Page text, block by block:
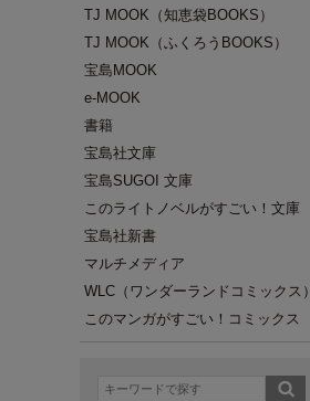
TJ MOOK（知恵袋BOOKS）
TJ MOOK（ふくろうBOOKS）
宝島MOOK
e-MOOK
書籍
宝島社文庫
宝島SUGOI 文庫
このライトノベルがすごい！文庫
宝島社新書
マルチメディア
WLC（ワンダーランドコミックス）
このマンガがすごい！コミックス